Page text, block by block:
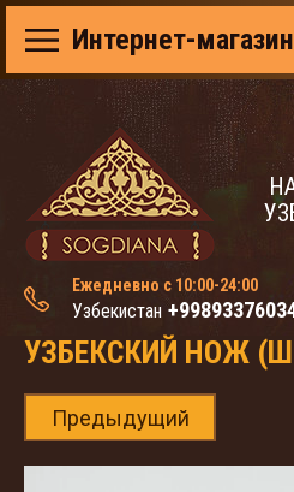
Ежедневно с 10:00-24:00
Узбекистан
Интернет-магазин
УЗБЕКСКИЙ НОЖ
Предыдущий